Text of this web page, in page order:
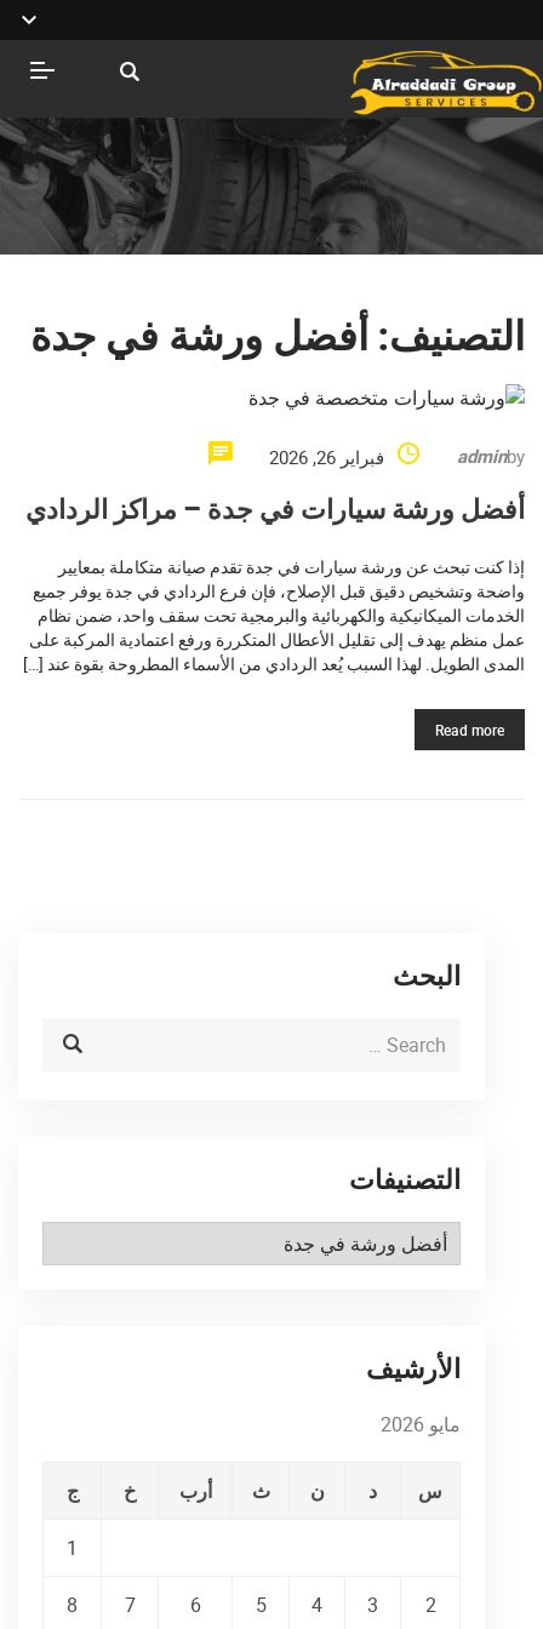
التصنيف: أفضل ورشة في جدة
by
admin فبراير 26, 2026
أفضل ورشة سيارات في جدة – مراكز الردادي
إذا كنت تبحث عن ورشة سيارات في جدة تقدم صيانة متكاملة بمعايير
واضحة وتشخيص دقيق قبل الإصلاح، فإن فرع الردادي في جدة يوفر جميع
الخدمات الميكانيكية والكهربائية والبرمجية تحت سقف واحد، ضمن نظام
عمل منظم يهدف إلى تقليل الأعطال المتكررة ورفع اعتمادية المركبة على
المدى الطويل. لهذا السبب يُعد الردادي من الأسماء المطروحة بقوة عند […]
Read more
البحث
التصنيفات
التصنيفات
الأرشيف
مايو 2026
س د ن ث أرب خ ج
1
2
3
4
5
6
7
8